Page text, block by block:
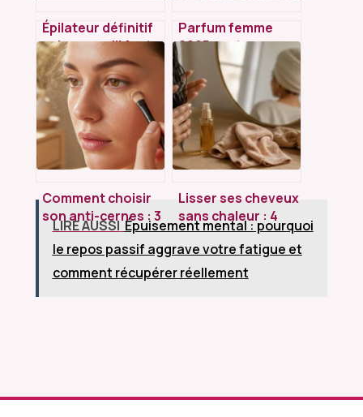
Épilateur définitif
avis : ce qu’il faut
vraiment savoir
avant d’acheter
Parfum femme
2025 : entre
innovation durable
et retour à
l’essentiel,
comment choisir
votre signature ?
Comment choisir
son anti-cernes : 3
erreurs qui grisent
le regard
Lisser ses cheveux
sans chaleur : 4
techniques
naturelles pour un
fini soyeux
LIRE AUSSI Épuisement mental : pourquoi
le repos passif aggrave votre fatigue et
comment récupérer réellement